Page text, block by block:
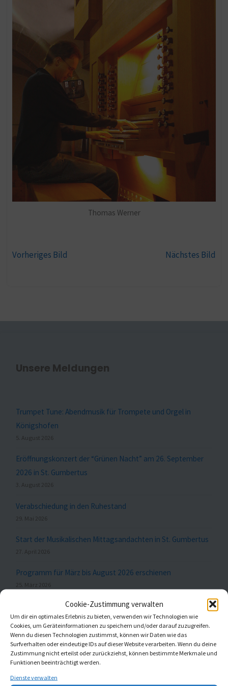
Cookie-Zustimmung verwalten
Um dir ein optimales Erlebnis zu bieten, verwenden wir Technologien wie
Cookies, um Geräteinformationen zu speichern und/oder darauf zuzugreifen.
Wenn du diesen Technologien zustimmst, können wir Daten wie das
Surfverhalten oder eindeutige IDs auf dieser Website verarbeiten. Wenn du deine
Zustimmung nicht erteilst oder zurückziehst, können bestimmte Merkmale und
Funktionen beeinträchtigt werden.
Dienste verwalten
Thomas Werner
Vorheriges Bild Nächstes Bild
Unsere Meldungen
Trumpet Tune: Abendmusik für Trompete und Orgel in
Königshofen
5. August 2026
Eröffnungskonzert der “Grünen Nacht” am 26. September
2026 in St. Gumbertus
3. August 2026
Verabschiedung in den Ruhestand
29. Mai 2026
Start der Musikalischen Mittagsandachten in St. Gumbertus
27. April 2026
Programm für März bis August 2026 erschienen
25. März 2026
Meldungen nach Themen
Aktuell (20)